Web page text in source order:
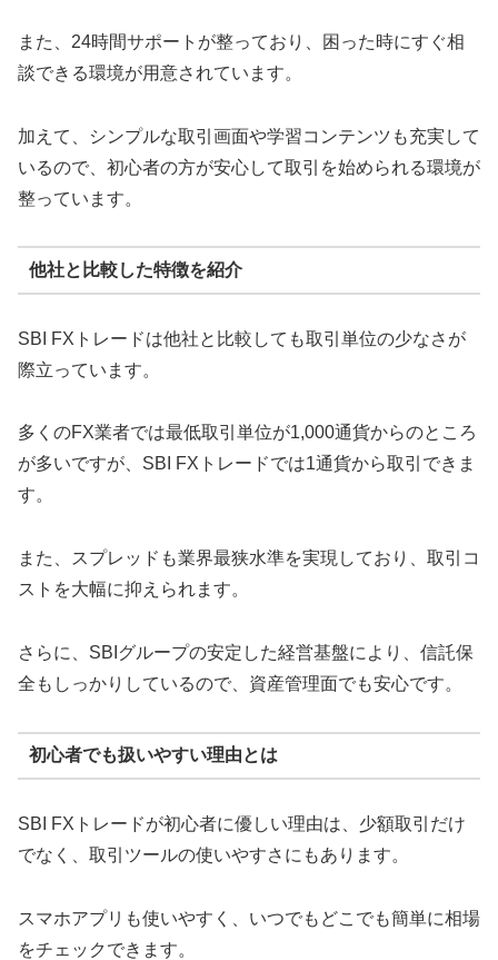
また、24時間サポートが整っており、困った時にすぐ相
談できる環境が用意されています。
加えて、シンプルな取引画面や学習コンテンツも充実して
いるので、初心者の方が安心して取引を始められる環境が
整っています。
他社と比較した特徴を紹介
SBI FXトレードは他社と比較しても取引単位の少なさが
際立っています。
多くのFX業者では最低取引単位が1,000通貨からのところ
が多いですが、SBI FXトレードでは1通貨から取引できま
す。
また、スプレッドも業界最狭水準を実現しており、取引コ
ストを大幅に抑えられます。
さらに、SBIグループの安定した経営基盤により、信託保
全もしっかりしているので、資産管理面でも安心です。
初心者でも扱いやすい理由とは
SBI FXトレードが初心者に優しい理由は、少額取引だけ
でなく、取引ツールの使いやすさにもあります。
スマホアプリも使いやすく、いつでもどこでも簡単に相場
をチェックできます。